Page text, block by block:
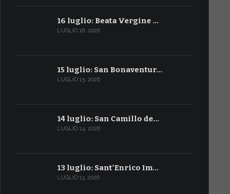
16 luglio: Beata Vergine …
LUGLIO 16, 2026
15 luglio: San Bonaventur…
LUGLIO 15, 2026
14 luglio: San Camillo de…
LUGLIO 14, 2026
13 luglio: Sant’Enrico Im…
LUGLIO 13, 2026